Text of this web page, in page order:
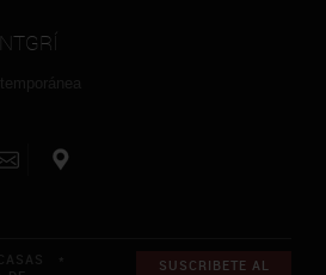
SUSCRIBETE AL